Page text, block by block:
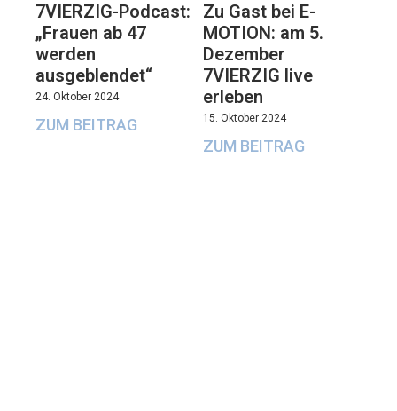
7VIERZIG-Podcast:
„Frauen ab 47
werden
ausgeblendet“
24. Oktober 2024
ZUM BEITRAG
Zu Gast bei E-
MOTION: am 5.
Dezember
7VIERZIG live
erleben
15. Oktober 2024
ZUM BEITRAG